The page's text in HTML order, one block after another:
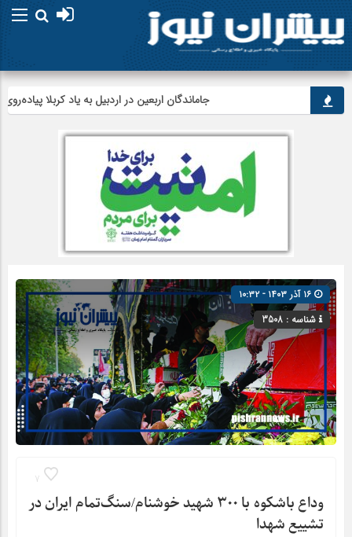
جاماندگان اربعین در اردبیل به یاد کربلا پیاده‌روی کردند
شناسه : 3508
7
وداع باشکوه با ۳۰۰ شهید‌ خوشنام/سنگ‌تمام ایران در
تشییع شهدا